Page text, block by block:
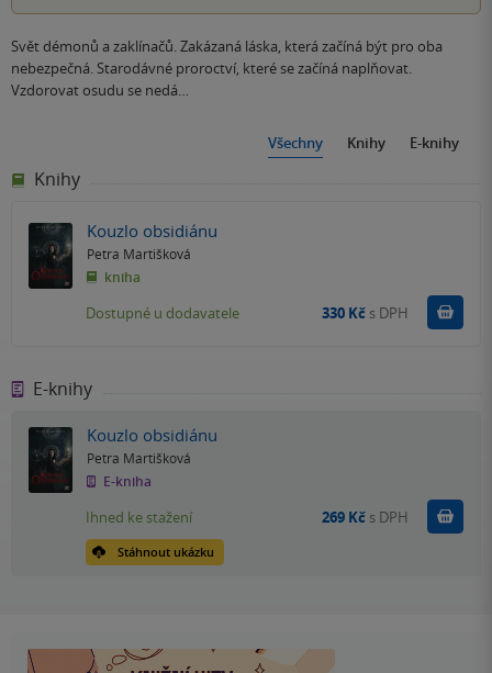
Svět démonů a zaklínačů. Zakázaná láska, která začíná být pro oba
nebezpečná. Starodávné proroctví, které se začíná naplňovat.
Vzdorovat osudu se nedá…
Všechny Knihy E-knihy
Knihy
Kouzlo obsidiánu
Petra Martišková
kniha
Dostupné u dodavatele 330 Kč s DPH
E-knihy
Kouzlo obsidiánu
Petra Martišková
E-kniha
Stáhnout ukázku
Ihned ke stažení 269 Kč s DPH Koupit